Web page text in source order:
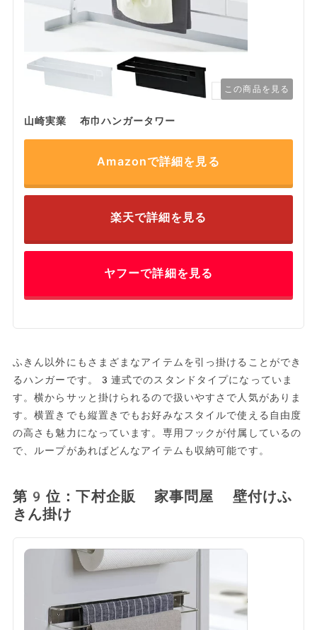
この商品を見る
山崎実業 布巾ハンガータワー
Amazonで詳細を見る
楽天で詳細を見る
ヤフーで詳細を見る
ふきん以外にもさまざまなアイテムを引っ掛けることができ
るハンガーです。3連式でのスタンドタイプになっていま
す。横からサッと掛けられるので扱いやすさで人気がありま
す。横置きでも縦置きでもお好みなスタイルで使える自由度
の高さも魅力になっています。専用フックが付属しているの
で、ループがあればどんなアイテムも収納可能です。
第9位：下村企販 家事問屋 壁付けふ
きん掛け